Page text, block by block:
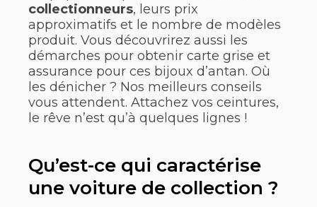
collectionneurs, leurs prix
approximatifs et le nombre de modèles
produit. Vous découvrirez aussi les
démarches pour obtenir carte grise et
assurance pour ces bijoux d’antan. Où
les dénicher ? Nos meilleurs conseils
vous attendent. Attachez vos ceintures,
le rêve n’est qu’à quelques lignes !
Qu’est-ce qui caractérise
une voiture de collection ?